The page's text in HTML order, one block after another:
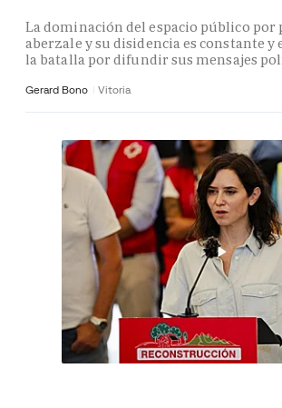
La dominación del espacio público por
aberzale y su disidencia es constante y
la batalla por difundir sus mensajes
Gerard Bono Vitoria